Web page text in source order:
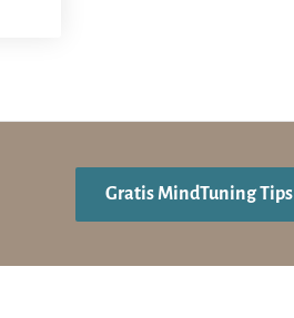
Gratis MindTuning Tips